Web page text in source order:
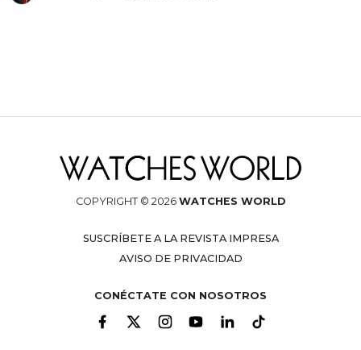
COPYRIGHT © 2026 WATCHES WORLD
SUSCRÍBETE A LA REVISTA IMPRESA
AVISO DE PRIVACIDAD
CONÉCTATE CON NOSOTROS